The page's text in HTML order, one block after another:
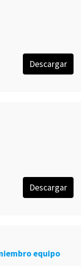
Descargar
Descargar
equipo